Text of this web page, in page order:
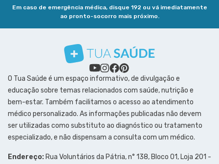
Em caso de emergência médica, disque 192 ou vá imediatamente
ao pronto-socorro mais próximo.
O Tua Saúde é um espaço informativo, de divulgação e
educação sobre temas relacionados com saúde, nutrição e
bem-estar. Também facilitamos o acesso ao atendimento
médico personalizado. As informações publicadas não devem
ser utilizadas como substituto ao diagnóstico ou tratamento
especializado, e não dispensam a consulta com um médico.
Endereço: Rua Voluntários da Pátria, n° 138, Bloco 01, Loja 201 -